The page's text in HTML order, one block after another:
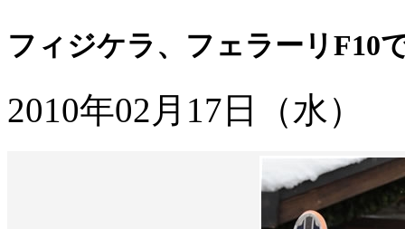
フィジケラ、フェラーリF10
2010年02月17日（水）